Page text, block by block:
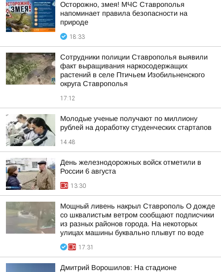
Осторожно, змея! МЧС Ставрополья
напоминает правила безопасности на
природе
18:33
Сотрудники полиции Ставрополья выявили
факт выращивания наркосодержащих
растений в селе Птичьем Изобильненского
округа Ставрополья
17:12
Молодые ученые получают по миллиону
рублей на доработку студенческих стартапов
14:48
День железнодорожных войск отметили в
России 6 августа
13:30
Мощный ливень накрыл Ставрополь О дожде
со шквалистым ветром сообщают подписчики
из разных районов города. На некоторых
улицах машины буквально плывут по воде
17:31
Дмитрий Ворошилов: На стадионе